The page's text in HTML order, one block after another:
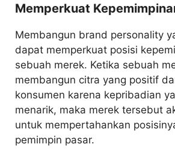
Memperkuat
Membangun brand personality
dapat memperkuat posisi
sebuah merek. Ketika sebuah
membangun citra yang positif
konsumen karena kepribadian
menarik, maka merek tersebut
untuk mempertahankan
pemimpin pasar.